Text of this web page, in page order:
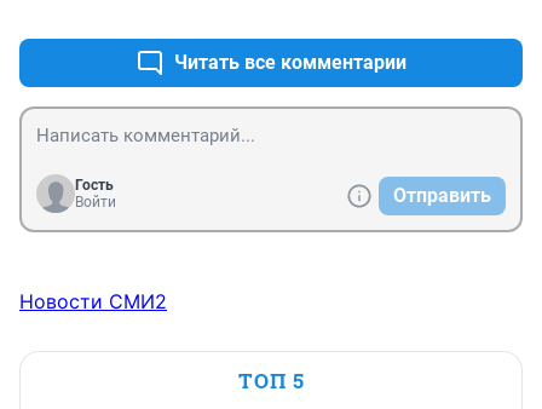
Читать все комментарии
Гость
Войти
Отправить
Новости СМИ2
ТОП 5